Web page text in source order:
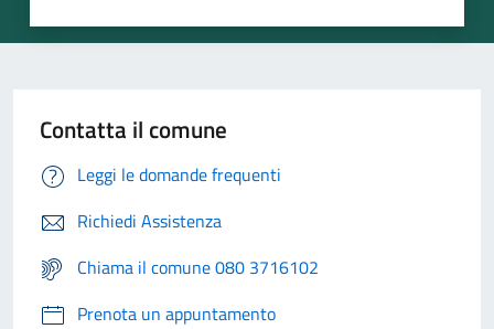
Contatta il comune
Leggi le domande frequenti
Richiedi Assistenza
Chiama il comune 080 3716102
Prenota un appuntamento